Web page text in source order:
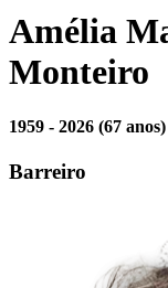
Amélia
Monteiro
1959 - 2026 (67 anos)
Barreiro